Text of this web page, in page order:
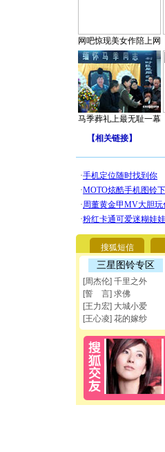
网吧惊现美女作陪上网
马季葬礼上最无耻一幕
【相关链接】
搜狐短信
三星图铃专区
[周杰伦] 千里之外
[誓 言] 求佛
[王力宏] 大城小爱
[王心凌] 花的嫁纱